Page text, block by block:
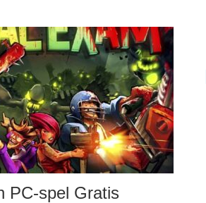
PC-spel Gratis